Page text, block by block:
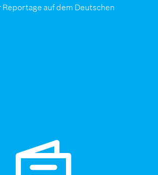
Reportage auf dem Deutschen